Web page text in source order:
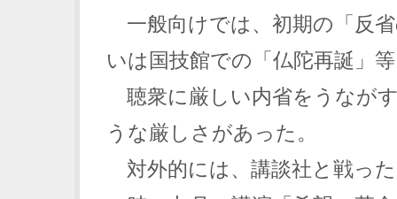
一般向けでは、初期の「反
いは国技館での「仏陀再誕」
聴衆に厳しい内省をうなが
うな厳しさがあった。
対外的には、講談社と戦っ